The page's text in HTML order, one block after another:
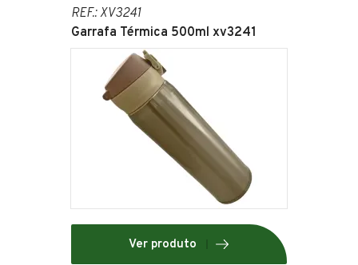
REF.: XV3241
Garrafa Térmica 500ml xv3241
Ver produto